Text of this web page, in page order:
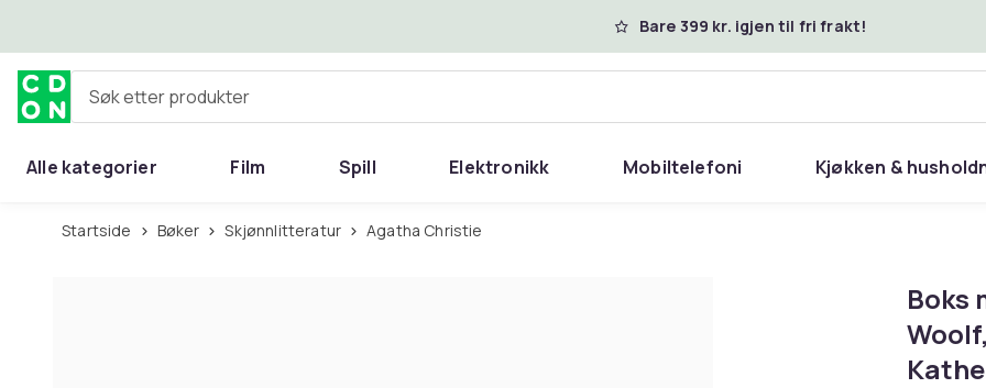
Bare 399 kr. igjen til fri frakt!
Søk etter produkter
Alle kategorier Film Spill Elektronikk Mobiltelefoni Kjøkken &
Startside Bøker Skjønnlitteratur Agatha Christie
Boks